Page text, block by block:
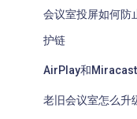
会议室投屏如何防
护链
AirPlay和Miracast
老旧会议室怎么升